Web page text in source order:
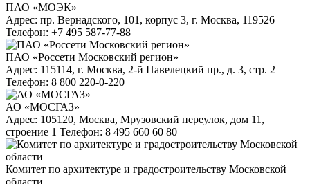
ПАО «МОЭК»
Адрес: пр. Вернадского, 101, корпус 3, г. Москва, 119526
Телефон: +7 495 587-77-88
ПАО «Россети Московский регион»
Адрес: 115114, г. Москва, 2-й Павелецкий пр., д. 3, стр. 2
Телефон: 8 800 220-0-220
АО «МОСГАЗ»
Адрес: 105120, Москва, Мрузовский переулок, дом 11,
строение 1 Телефон: 8 495 660 60 80
Комитет по архитектуре и градостроительству Московской
области